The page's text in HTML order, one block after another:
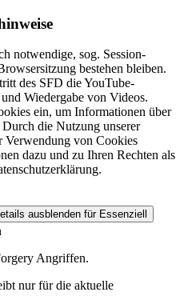
notwendige, sog. Session-
bestehen bleiben.
des SFD die YouTube-
Wiedergabe von Videos.
ein, um Informationen über
die Nutzung unserer
Verwendung von Cookies
dazu und zu Ihren Rechten als
ausblenden für Essenziell
Angriffen.
nur für die aktuelle